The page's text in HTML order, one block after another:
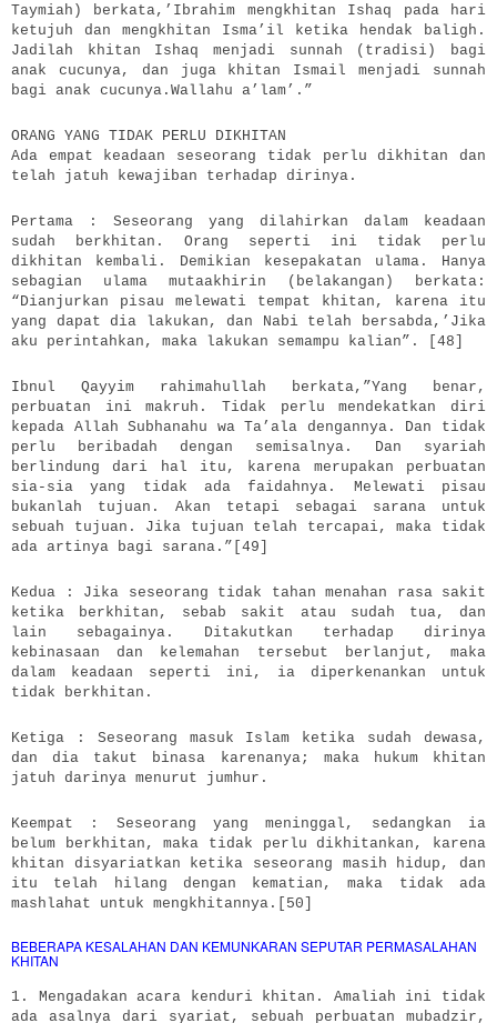
Taymiah) berkata,’Ibrahim mengkhitan Ishaq pada hari
ketujuh dan mengkhitan Isma’il ketika hendak baligh.
Jadilah khitan Ishaq menjadi sunnah (tradisi) bagi
anak cucunya, dan juga khitan Ismail menjadi sunnah
bagi anak cucunya.Wallahu a’lam’.”
ORANG YANG TIDAK PERLU DIKHITAN
Ada empat keadaan seseorang tidak perlu dikhitan dan
telah jatuh kewajiban terhadap dirinya.
Pertama : Seseorang yang dilahirkan dalam keadaan
sudah berkhitan. Orang seperti ini tidak perlu
dikhitan kembali. Demikian kesepakatan ulama. Hanya
sebagian ulama mutaakhirin (belakangan) berkata:
“Dianjurkan pisau melewati tempat khitan, karena itu
yang dapat dia lakukan, dan Nabi telah bersabda,’Jika
aku perintahkan, maka lakukan semampu kalian”. [48]
Ibnul Qayyim rahimahullah berkata,”Yang benar,
perbuatan ini makruh. Tidak perlu mendekatkan diri
kepada Allah Subhanahu wa Ta’ala dengannya. Dan tidak
perlu beribadah dengan semisalnya. Dan syariah
berlindung dari hal itu, karena merupakan perbuatan
sia-sia yang tidak ada faidahnya. Melewati pisau
bukanlah tujuan. Akan tetapi sebagai sarana untuk
sebuah tujuan. Jika tujuan telah tercapai, maka tidak
ada artinya bagi sarana.”[49]
Kedua : Jika seseorang tidak tahan menahan rasa sakit
ketika berkhitan, sebab sakit atau sudah tua, dan
lain sebagainya. Ditakutkan terhadap dirinya
kebinasaan dan kelemahan tersebut berlanjut, maka
dalam keadaan seperti ini, ia diperkenankan untuk
tidak berkhitan.
Ketiga : Seseorang masuk Islam ketika sudah dewasa,
dan dia takut binasa karenanya; maka hukum khitan
jatuh darinya menurut jumhur.
Keempat : Seseorang yang meninggal, sedangkan ia
belum berkhitan, maka tidak perlu dikhitankan, karena
khitan disyariatkan ketika seseorang masih hidup, dan
itu telah hilang dengan kematian, maka tidak ada
mashlahat untuk mengkhitannya.[50]
BEBERAPA KESALAHAN DAN KEMUNKARAN SEPUTAR PERMASALAHAN
KHITAN
1. Mengadakan acara kenduri khitan. Amaliah ini tidak
ada asalnya dari syariat, sebuah perbuatan mubadzir,